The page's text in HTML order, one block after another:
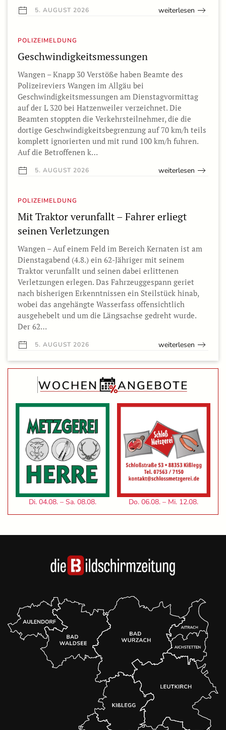
5. AUGUST 2026 weiterlesen
POLIZEIMELDUNG
Geschwindigkeitsmessungen
Wangen – Knapp 30 Verstöße haben Beamte des
Polizeireviers Wangen im Allgäu bei
Geschwindigkeitsmessungen am Dienstagvormittag
auf der L 320 bei Hatzenweiler verzeichnet. Die
Beamten stoppten die Verkehrsteilnehmer, die die
dortige Geschwindigkeitsbegrenzung auf 70 km/h teils
komplett ignorierten und mit rund 100 km/h fuhren.
Auf die Betroffenen k…
5. AUGUST 2026 weiterlesen
POLIZEIMELDUNG
Mit Traktor verunfallt – Fahrer erliegt
seinen Verletzungen
Wangen – Auf einem Feld im Bereich Kernaten ist am
Dienstagabend (4.8.) ein 62-Jähriger mit seinem
Traktor verunfallt und seinen dabei erlittenen
Verletzungen erlegen. Das Fahrzeuggespann geriet
nach bisherigen Erkenntnissen ein Steilstück hinab,
wobei das angehängte Wasserfass offensichtlich
ausgehebelt und um die Längsachse gedreht wurde.
Der 62…
5. AUGUST 2026 weiterlesen
Di. 04.08. – Sa. 08.08. Do. 06.08. – Mi. 12.08.